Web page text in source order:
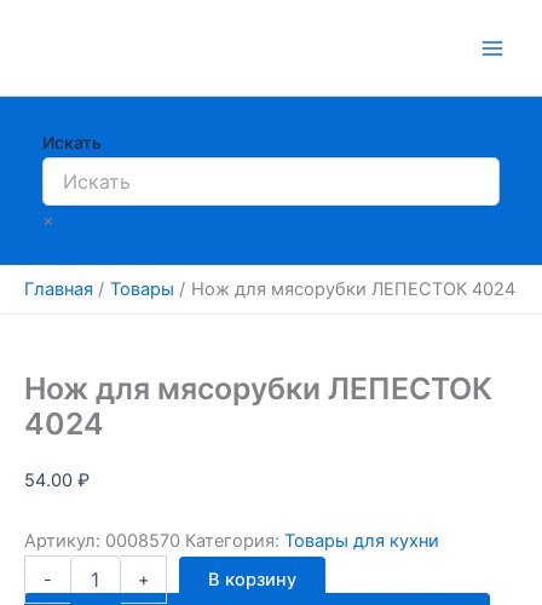
Искать
×
Главная Товары Нож для мясорубки ЛЕПЕСТОК 4024
Нож для мясорубки ЛЕПЕСТОК
4024
54.00 ₽
Артикул: 0008570 Категория: Товары для кухни
-
Количество
товара
+
В корзину